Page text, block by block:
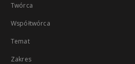
Twórca
Współtwórca
Temat
Zakres